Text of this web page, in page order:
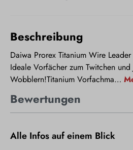
Beschreibung
Daiwa Prorex Titanium Wire
Ideale Vorfächer zum Twitchen und
Wobblern!Titanium Vorfachma…
Bewertungen
Alle Infos auf einem Blick